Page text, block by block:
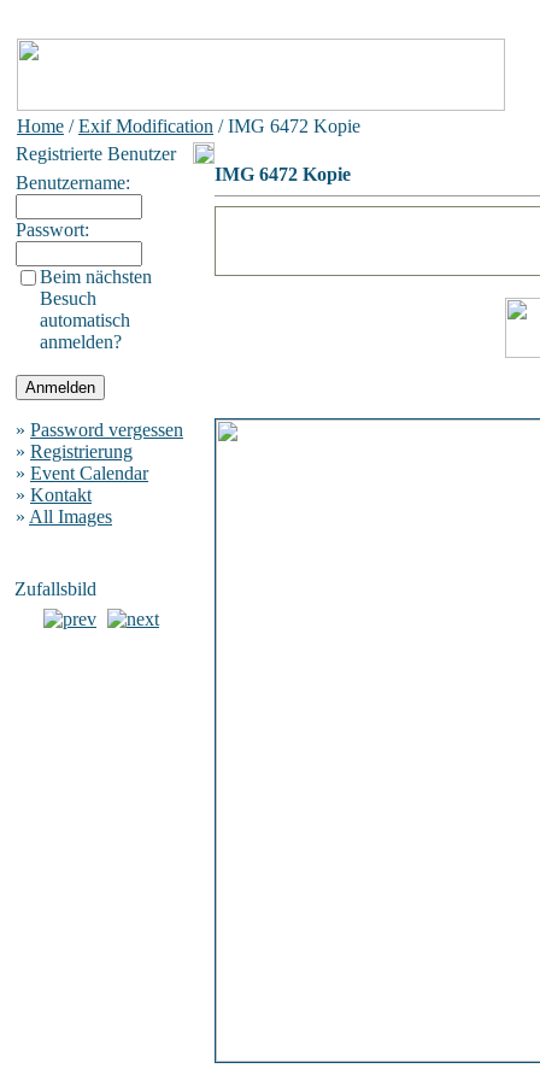
Home /Exif Modification / IMG 6472 Kopie
Registrierte Benutzer
Benutzername:
Passwort:
Beim nächsten
Besuch
automatisch
anmelden?
» Password vergessen
» Registrierung
» Event Calendar
» Kontakt
» All Images
Zufallsbild
IMG 6472 Kopie